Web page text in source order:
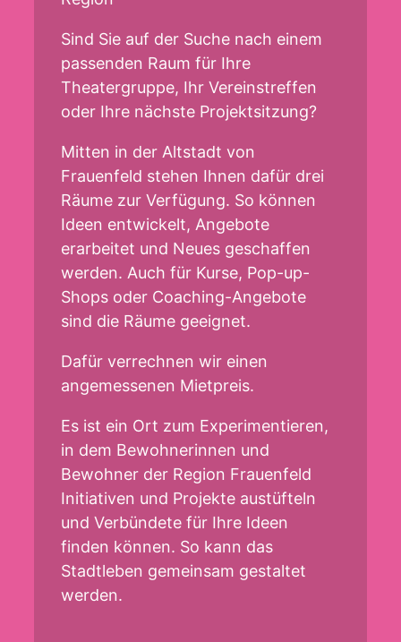
Sind Sie auf der Suche nach einem
passenden Raum für Ihre
Theatergruppe, Ihr Vereinstreffen
oder Ihre nächste Projektsitzung?
Mitten in der Altstadt von
Frauenfeld stehen Ihnen dafür drei
Räume zur Verfügung. So können
Ideen entwickelt, Angebote
erarbeitet und Neues geschaffen
werden. Auch für Kurse, Pop-up-
Shops oder Coaching-Angebote
sind die Räume geeignet.
Dafür verrechnen wir einen
angemessenen Mietpreis.
Es ist ein Ort zum Experimentieren,
in dem Bewohnerinnen und
Bewohner der Region Frauenfeld
Initiativen und Projekte austüfteln
und Verbündete für Ihre Ideen
finden können. So kann das
Stadtleben gemeinsam gestaltet
werden.